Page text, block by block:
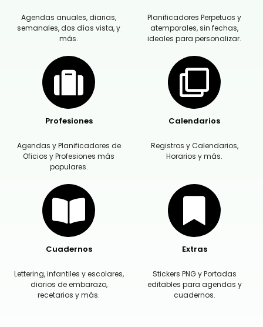
Agendas anuales, diarias,
semanales, dos días vista, y
más.
Planificadores Perpetuos y
atemporales, sin fechas,
ideales para personalizar.
Profesiones
Agendas y Planificadores de
Oficios y Profesiones más
populares.
Calendarios
Registros y Calendarios,
Horarios y más.
Cuadernos
Lettering, infantiles y escolares,
diarios de embarazo,
recetarios y más.
Extras
Stickers PNG y Portadas
editables para agendas y
cuadernos.